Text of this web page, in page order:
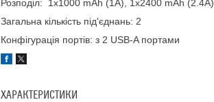
Розподіл: 1x1000 mAh (1A), 1x2400 mAh (2.4A)
Загальна кількість під'єднань: 2
Конфігурація портів: з 2 USB-A портами
ХАРАКТЕРИСТИКИ